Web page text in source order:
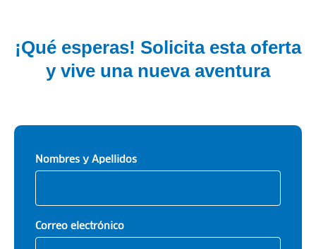
¡Qué esperas! Solicita esta oferta
y vive una nueva aventura
Nombres y Apellidos
Correo electrónico